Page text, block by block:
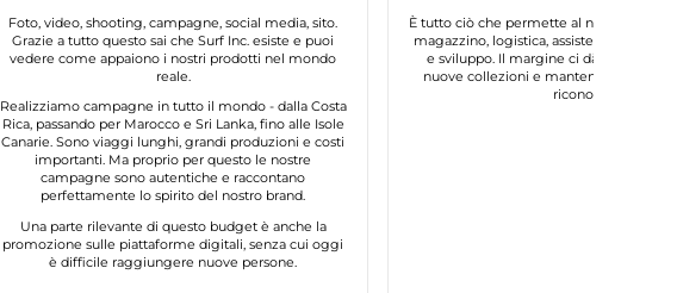
Foto, video, shooting, campagne, social media, sito.
Grazie a tutto questo sai che Surf Inc. esiste e puoi
vedere come appaiono i nostri prodotti nel mondo
reale.
Realizziamo campagne in tutto il mondo - dalla Costa
Rica, passando per Marocco e Sri Lanka, fino alle Isole
Canarie. Sono viaggi lunghi, grandi produzioni e costi
importanti. Ma proprio per questo le nostre
campagne sono autentiche e raccontano
perfettamente lo spirito del nostro brand.
Una parte rilevante di questo budget è anche la
promozione sulle piattaforme digitali, senza cui oggi
è difficile raggiungere nuove persone.
È tutto ciò che permette al nostro brand
magazzino, logistica, assistenza clienti,
e sviluppo. Il margine ci dà la
nuove collezioni e mantenere la
riconosci.